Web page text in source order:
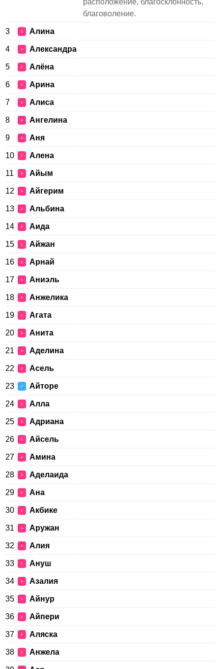
расположение, благосклонность,
благоволение.
3 ♀ Алина
4 ♀ Александра
5 ♀ Алёна
6 ♀ Арина
7 ♀ Алиса
8 ♀ Ангелина
9 ♀ Аня
10 ♀ Алена
11 ♀ Айым
12 ♀ Айгерим
13 ♀ Альбина
14 ♀ Аида
15 ♀ Айжан
16 ♀ Арнай
17 ♀ Аниэль
18 ♀ Анжелика
19 ♀ Агата
20 ♀ Анита
21 ♀ Аделина
22 ♀ Асель
23 ♂ Айторе
24 ♀ Алла
25 ♀ Адриана
26 ♀ Айсель
27 ♀ Амина
28 ♀ Аделаида
29 ♀ Ана
30 ♀ Акбике
31 ♀ Аружан
32 ♀ Алия
33 ♀ Ануш
34 ♀ Азалия
35 ♀ Айнур
36 ♀ Айпери
37 ♀ Аляска
38 ♀ Анжела